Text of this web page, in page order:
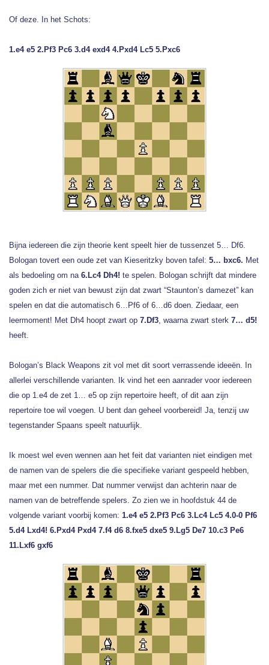
Of deze. In het Schots:
1.e4 e5 2.Pf3 Pc6 3.d4 exd4 4.Pxd4 Lc5 5.Pxc6
Bijna iedereen die zijn theorie kent speelt hier de tussenzet 5… Df6.
Bologan tovert een oude zet van Kieseritzky boven tafel: 5… bxc6. Met
als bedoeling om na 6.Lc4 Dh4! te spelen. Bologan schrijft dat mindere
goden zich er niet van bewust zijn dat zwart “Staunton’s damezet” kan
spelen en dat die automatisch 6…Pf6 of 6…d6 doen. Ziedaar, een
leermoment! Met Dh4 hoopt zwart op 7.Df3 , waarna zwart sterk 7… d5!
heeft.
Bologan’s Black Weapons zit vol met dit soort verrassende ideeën. In
allerlei verschillende varianten. Ik vind het een aanrader voor iedereen
die op 1.e4 de zet 1… e5 op zijn repertoire heeft, of dit aan zijn
repertoire toe wil voegen. U bent dan geheel voorbereid! Ja, tenzij uw
tegenstander Spaans speelt natuurlijk.
Ik moest wel even wennen aan het feit dat varianten niet eindigen met
de namen van de spelers die die specifieke variant gespeeld hebben,
maar met een nummer. Dat nummer verwijst dan achterin naar de
namen van de betreffende spelers. Zo zien we in hoofdstuk 44 de
volgende variant voorbij komen: 1.e4 e5 2.Pf3 Pc6 3.Lc4 Lc5 4.0-0 Pf6
5.d4 Lxd4! 6.Pxd4 Pxd4 7.f4 d6 8.fxe5 dxe5 9.Lg5 De7 10.c3 Pe6
11.Lxf6 gxf6